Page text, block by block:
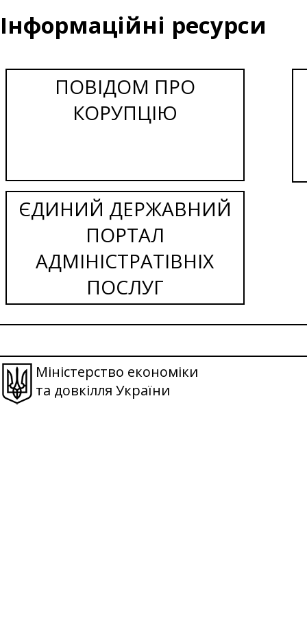
Інформаційні ресурси
ПОВІДОМ ПРО
КОРУПЦІЮ
ЄДИНИЙ ДЕРЖАВНИЙ
ПОРТАЛ
АДМІНІСТРАТІВНІХ
ПОСЛУГ
Міністерство економіки
та довкілля України